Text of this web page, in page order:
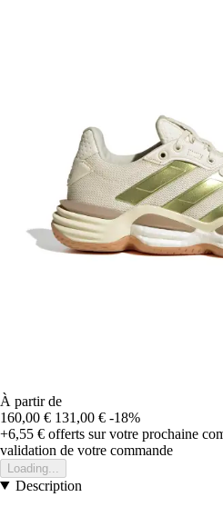
À partir de
160,00 € 131,00 € -18%
+6,55 € offerts sur votre prochaine
validation de votre commande
Loading...
Description